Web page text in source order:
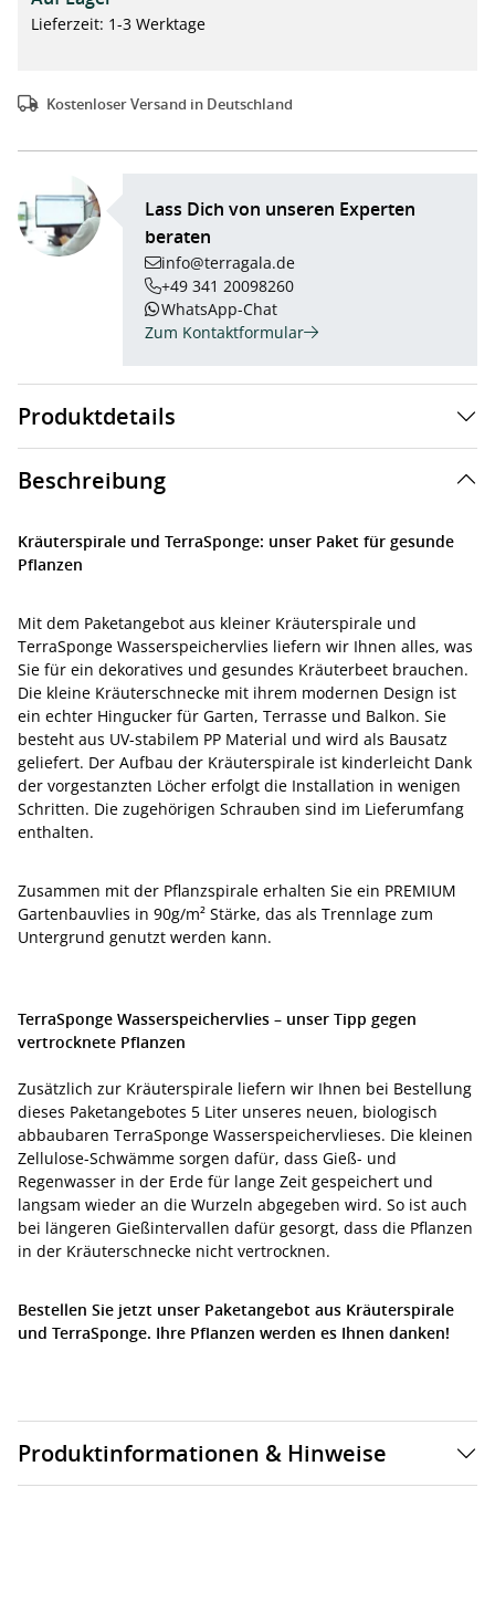
Lieferzeit: 1-3 Werktage
Kostenloser Versand in Deutschland
Lass Dich von unseren Experten
beraten
info@terragala.de
+49 341 20098260
WhatsApp-Chat
Zum Kontaktformular
Produktdetails
Beschreibung
Kräuterspirale und TerraSponge: unser Paket für gesunde
Pflanzen
Mit dem Paketangebot aus kleiner Kräuterspirale und
TerraSponge Wasserspeichervlies liefern wir Ihnen alles, was
Sie für ein dekoratives und gesundes Kräuterbeet brauchen.
Die kleine Kräuterschnecke mit ihrem modernen Design ist
ein echter Hingucker für Garten, Terrasse und Balkon. Sie
besteht aus UV-stabilem PP Material und wird als Bausatz
geliefert. Der Aufbau der Kräuterspirale ist kinderleicht Dank
der vorgestanzten Löcher erfolgt die Installation in wenigen
Schritten. Die zugehörigen Schrauben sind im Lieferumfang
enthalten.
Zusammen mit der Pflanzspirale erhalten Sie ein PREMIUM
Gartenbauvlies in 90g/m² Stärke, das als Trennlage zum
Untergrund genutzt werden kann.
TerraSponge Wasserspeichervlies – unser Tipp gegen
vertrocknete Pflanzen
Zusätzlich zur Kräuterspirale liefern wir Ihnen bei Bestellung
dieses Paketangebotes 5 Liter unseres neuen, biologisch
abbaubaren TerraSponge Wasserspeichervlieses. Die kleinen
Zellulose-Schwämme sorgen dafür, dass Gieß- und
Regenwasser in der Erde für lange Zeit gespeichert und
langsam wieder an die Wurzeln abgegeben wird. So ist auch
bei längeren Gießintervallen dafür gesorgt, dass die Pflanzen
in der Kräuterschnecke nicht vertrocknen.
Bestellen Sie jetzt unser Paketangebot aus Kräuterspirale
und TerraSponge. Ihre Pflanzen werden es Ihnen danken!
Produktinformationen & Hinweise